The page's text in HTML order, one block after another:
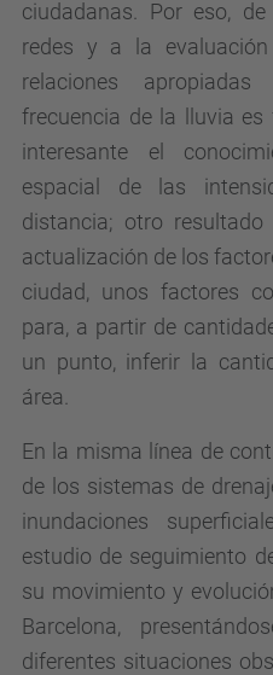
ciudadanas. Por eso,
redes y a la
relaciones apropiadas
frecuencia de la lluvia
interesante el
espacial de las
distancia; otro
actualización de los
ciudad, unos factores
para, a partir de
un punto, inferir la
área.
En la misma línea de
de los sistemas de
inundaciones
estudio de seguimiento
su movimiento y
Barcelona,
diferentes situaciones